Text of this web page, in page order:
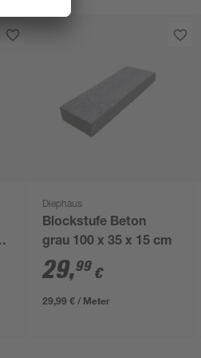
Diephaus
Blockstufe Beton
grau 100 x 35 x 15 cm
29,99 €
29,99 € / Meter